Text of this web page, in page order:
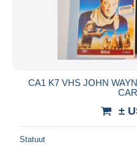
CA1 K7 VHS JOHN
±
Statuut